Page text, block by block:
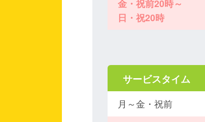
金・祝前20時～
日・祝20時
サービスタイム
月～金・祝前